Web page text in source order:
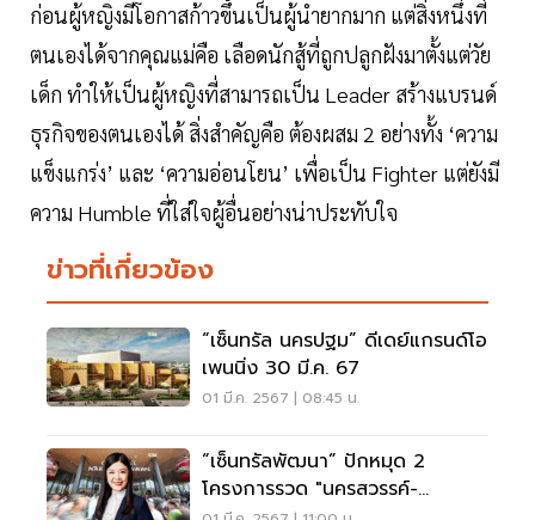
ก่อนผู้หญิงมีโอกาสก้าวขึ้นเป็นผู้นำยากมาก แต่สิ่งหนึ่งที่
ตนเองได้จากคุณแม่คือ เลือดนักสู้ที่ถูกปลูกฝังมาตั้งแต่วัย
เด็ก ทำให้เป็นผู้หญิงที่สามารถเป็น Leader สร้างแบรนด์
ธุรกิจของตนเองได้ สิ่งสำคัญคือ ต้องผสม 2 อย่างทั้ง ‘ความ
แข็งแกร่ง’ และ ‘ความอ่อนโยน’ เพื่อเป็น Fighter แต่ยังมี
ความ Humble ที่ใส่ใจผู้อื่นอย่างน่าประทับใจ
ข่าวที่เกี่ยวข้อง
“เซ็นทรัล นครปฐม” ดีเดย์แกรนด์โอ
เพนนิ่ง 30 มี.ค. 67
01 มี.ค. 2567 | 08:45 น.
“เซ็นทรัลพัฒนา” ปักหมุด 2
โครงการรวด "นครสวรรค์-